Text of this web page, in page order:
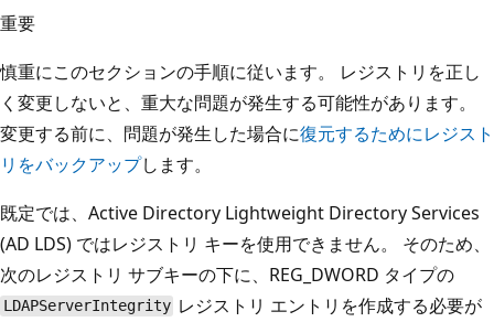
重要
慎重にこのセクションの手順に従います。 レジストリを正し
く変更しないと、重大な問題が発生する可能性があります。
変更する前に、問題が発生した場合に復元するためにレジスト
リをバックアップします。
既定では、Active Directory Lightweight Directory Services
(AD LDS) ではレジストリ キーを使用できません。 そのため、
次のレジストリ サブキーの下に、REG_DWORD タイプの
LDAPServerIntegrity レジストリ エントリを作成する必要が